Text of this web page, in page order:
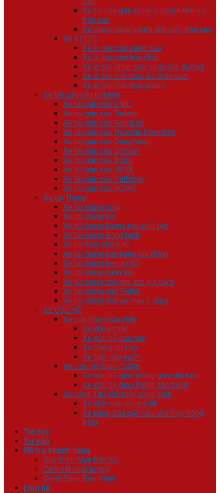
Xe tải cẩu gắn rổ nâng người làm việc
trên cao
Xe thang nâng người làm việc trên cao
Xe XI TÉC
Xe Xi téc chở xăng dầu
Xe Xi tec chở hóa chất
Xe xi téc phun tưới nước rửa đường
Xe xi téc chở thức ăn chăn nuôi
Xe xi téc chở thực phẩm
Xe tải gắn cẩu tự hành
Xe tải gắn cẩu UNIC
Xe tải gắn cẩu Tadano
Xe tải gắn cẩu KangLim
Xe tải gắn cẩu Hyundai Everdigm
Xe tải gắn cẩu DongYang
Xe tải gắn cẩu Soosan
Xe tải gắn cẩu Atom
Xe tải gắn cẩu HYVA
Xe tải gắn cẩu Palfinger
Xe tải gắn cẩu XCMG
Xe tải Thùng
Xe tải thùng lửng
Xe tải thùng kín
Xe tải thùng khung mui phủ bạt
Xe tải thùng đông lạnh
Xe tải lồng chở ô tô
Xe tải thùng bán hàng lưu động
Xe tải thùng ben tự đổ
Xe tải thùng cánh dơi
Xe tải thùng chở gia súc gia cầm
Xe tải thùng chở Pallet
Xe tải thùng chở xe máy 2 tầng
XE CỨU HỘ
Xe cứu hỏa chữa cháy
Xe chữa cháy
Xe cứu hộ cứu nạn
Xe thang cứu hộ
Xe tiếp cấp nước
Xe Cứu Hộ Giao Thông
Xe cứu hộ giao thông gắn cẩu kéo
Xe cứu hộ giao thông sàn trượt
Xe nâng đầu chở máy công trình
Xe chở máy công trình
Xe nâng đầu gắn cẩu chở máy công
trình
Tin tức
Tư vấn
Hỗ trợ khách hàng
Quy Trình Mua Bán Xe
Cam kết chất lượng
Chính Sách Bảo Hành
Liên hệ